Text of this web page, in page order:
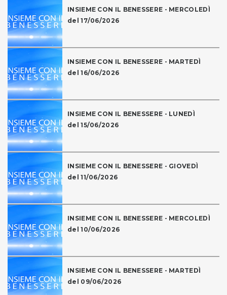
INSIEME CON IL BENESSERE - MERCOLEDÌ
del 17/06/2026
INSIEME CON IL BENESSERE - MARTEDÌ
del 16/06/2026
INSIEME CON IL BENESSERE - LUNEDÌ
del 15/06/2026
INSIEME CON IL BENESSERE - GIOVEDÌ
del 11/06/2026
INSIEME CON IL BENESSERE - MERCOLEDÌ
del 10/06/2026
INSIEME CON IL BENESSERE - MARTEDÌ
del 09/06/2026